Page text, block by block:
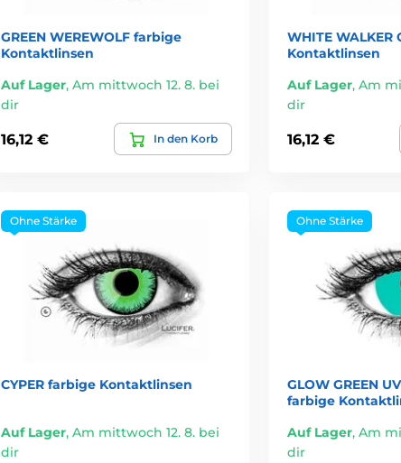
GREEN WEREWOLF farbige
Kontaktlinsen
Auf Lager, Am mittwoch 12. 8. bei
dir
16,12 € In den Korb
WHITE WALKER
Kontaktlinsen
Auf Lager, Am
dir
16,12 €
Ohne Stärke
CYPER farbige Kontaktlinsen
Auf Lager, Am mittwoch 12. 8. bei
dir
Ohne Stärke
GLOW GREEN
farbige
Auf Lager, Am
dir